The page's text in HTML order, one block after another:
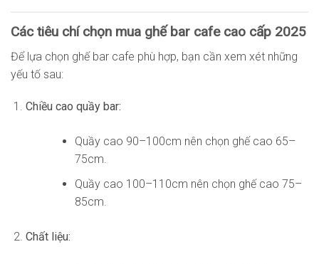
Các tiêu chí chọn mua ghế bar cafe cao cấp 2025
Để lựa chọn ghế bar cafe phù hợp, bạn cần xem xét những
yếu tố sau:
Chiều cao quầy bar:
Quầy cao 90–100cm nên chọn ghế cao 65–
75cm.
Quầy cao 100–110cm nên chọn ghế cao 75–
85cm.
Chất liệu: